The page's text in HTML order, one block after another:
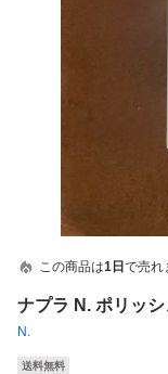
この商品は1日 で売れ
ナプラ N. ポリッ
N.
送料無料